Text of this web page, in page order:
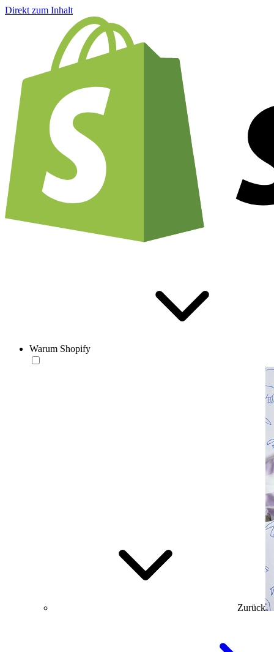
Direkt zum Inhalt
Warum Shopify
Zurück